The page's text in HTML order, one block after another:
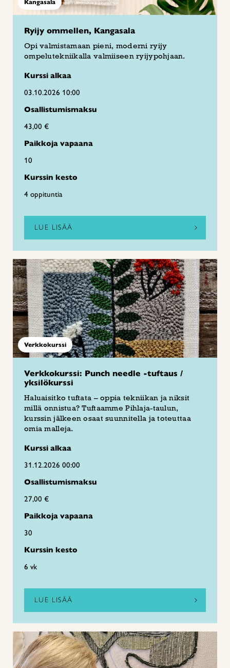
Kangasala
Ryijy ommellen, Kangasala
Opi valmistamaan pieni, moderni ryijy
ompelutekniikalla valmiiseen ryijypohjaan.
Kurssi alkaa
03.10.2026 10:00
Osallistumismaksu
43,00 €
Paikkoja vapaana
10
Kurssin kesto
4 oppituntia
LUE LISÄÄ
Verkkokurssi
Verkkokurssi: Punch needle -tuftaus /
yksilökurssi
Haluaisitko tuftata – oppia tekniikan ja niksit
millä onnistua? Tuftaamme Pihlaja-taulun,
kurssin jälkeen osaat suunnitella ja toteuttaa
omia malleja.
Kurssi alkaa
31.12.2026 00:00
Osallistumismaksu
27,00 €
Paikkoja vapaana
30
Kurssin kesto
6 vk
LUE LISÄÄ